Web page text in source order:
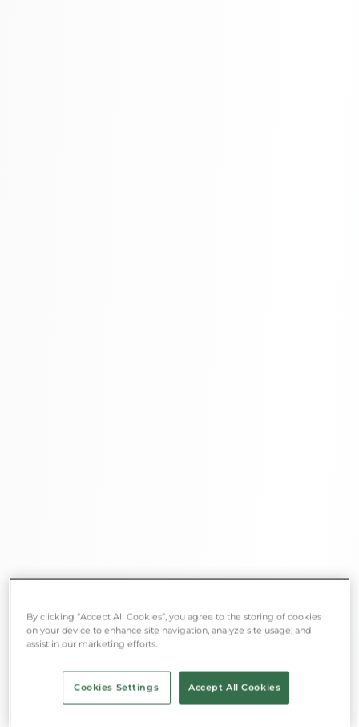
By clicking “Accept All Cookies”, you agree to the storing of cookies
on your device to enhance site navigation, analyze site usage, and
assist in our marketing efforts.
Cookies Settings Accept All Cookies